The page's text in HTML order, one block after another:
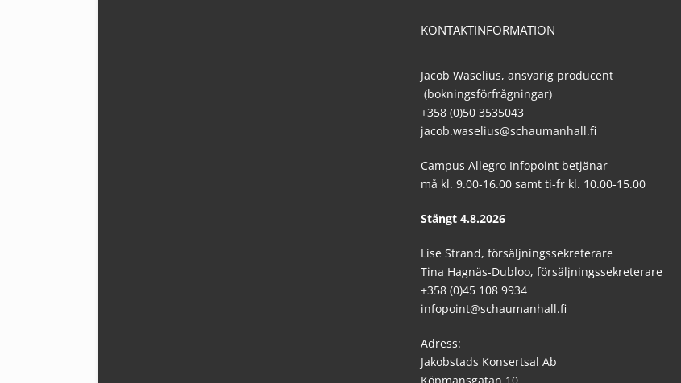
KONTAKTINFORMATION
Jacob Waselius, ansvarig producent
(bokningsförfrågningar)
+358 (0)50 3535043
jacob.waselius@schaumanhall.fi
Campus Allegro Infopoint betjänar
må kl. 9.00-16.00 samt ti-fr kl. 10.00-15.00
Stängt 4.8.2026
Lise Strand, försäljningssekreterare
Tina Hagnäs-Dubloo, försäljningssekreterare
+358 (0)45 108 9934
infopoint@schaumanhall.fi
Adress:
Jakobstads Konsertsal Ab
Köpmansgatan 10